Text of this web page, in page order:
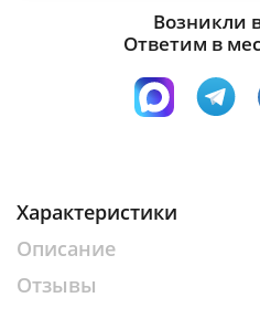
Возникли
Ответим в
Характеристики
Описание
Отзывы